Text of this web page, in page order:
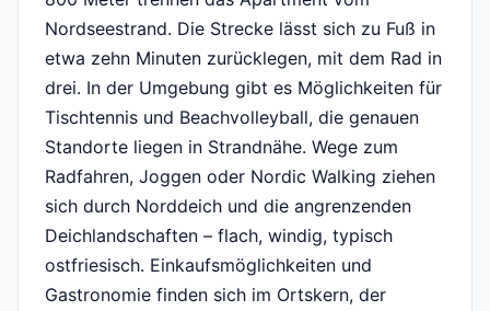
Nordseestrand. Die Strecke lässt sich zu Fuß in
etwa zehn Minuten zurücklegen, mit dem Rad in
drei. In der Umgebung gibt es Möglichkeiten für
Tischtennis und Beachvolleyball, die genauen
Standorte liegen in Strandnähe. Wege zum
Radfahren, Joggen oder Nordic Walking ziehen
sich durch Norddeich und die angrenzenden
Deichlandschaften – flach, windig, typisch
ostfriesisch. Einkaufsmöglichkeiten und
Gastronomie finden sich im Ortskern, der